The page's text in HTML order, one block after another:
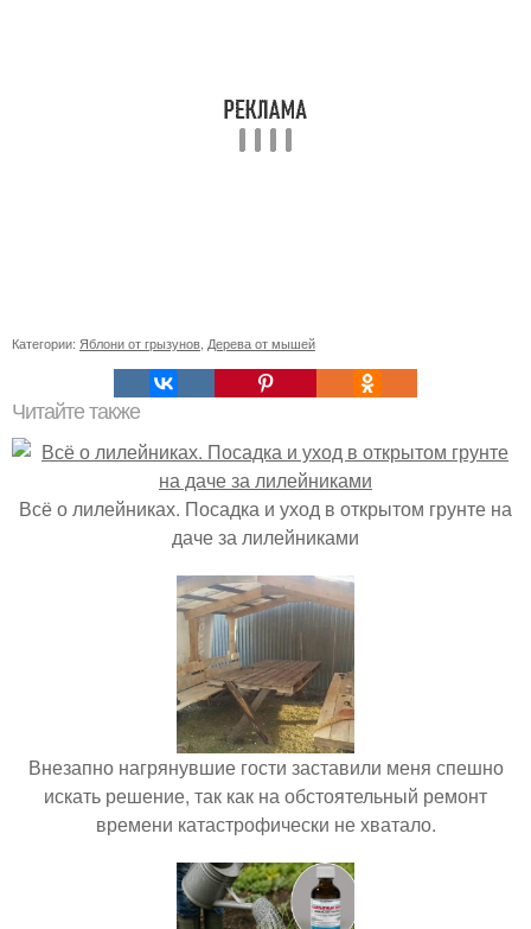
Категории: Яблони от грызунов, Дерева от мышей
Читайте также
Всё о лилейниках. Посадка и уход в открытом грунте на
даче за лилейниками
Внезапно нагрянувшие гости заставили меня спешно
искать решение, так как на обстоятельный ремонт
времени катастрофически не хватало.